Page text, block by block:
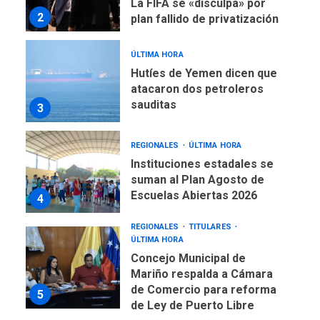
3
sauditas
4
REGIONALES
Instituciones estadales se
suman al Plan Agosto de
Escuelas Abiertas 2026
5
ÚLTIMA HORA
Concejo Municipal de
Mariño respalda a Cámara
de Comercio para reforma
6
POLÍTICA
TITULARES
CNP plantea incluir Libertad
de Expresión en agenda de
negociación con comisión
de AN 2015